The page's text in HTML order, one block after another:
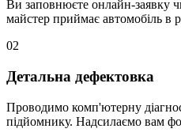
Ви заповнюєте онлайн-заявку
майстер приймає автомобіль в
02
Детальна дефектовка
Проводимо комп'ютерну
підйомнику. Надсилаємо вам